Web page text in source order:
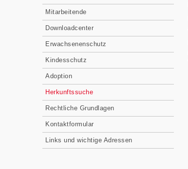
Mitarbeitende
Downloadcenter
Erwachsenenschutz
Kindesschutz
Adoption
Herkunftssuche
Rechtliche Grundlagen
Kontaktformular
Links und wichtige Adressen